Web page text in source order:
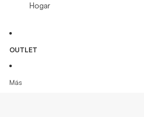
Hogar
OUTLET
Más